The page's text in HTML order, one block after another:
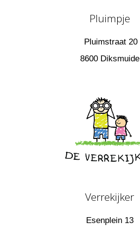
Pluimpje
Pluimstraat 20
8600 Diksmuide
Verrekijker
Esenplein 13